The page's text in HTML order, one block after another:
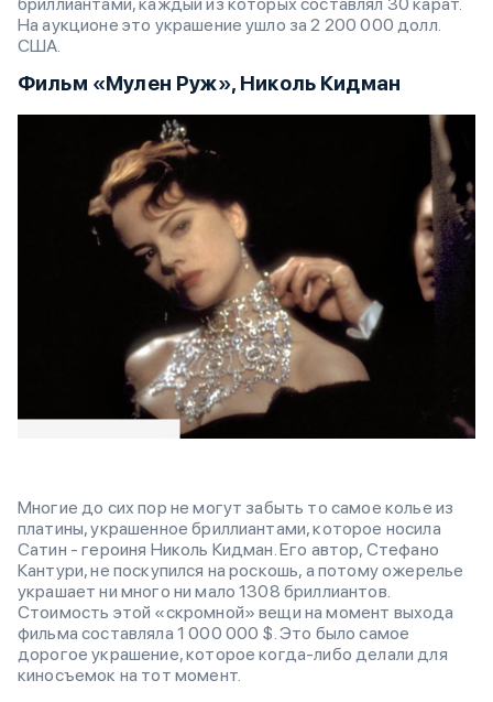
На аукционе это украшение ушло за 2 200 000 долл.
США.
Фильм «Мулен Руж», Николь Кидман
Многие до сих пор не могут забыть то самое колье из
платины, украшенное бриллиантами, которое носила
Сатин - героиня Николь Кидман. Его автор, Стефано
Кантури, не поскупился на роскошь, а потому ожерелье
украшает ни много ни мало 1308 бриллиантов.
Стоимость этой «скромной» вещи на момент выхода
фильма составляла 1 000 000 $. Это было самое
дорогое украшение, которое когда-либо делали для
киносъемок на тот момент.